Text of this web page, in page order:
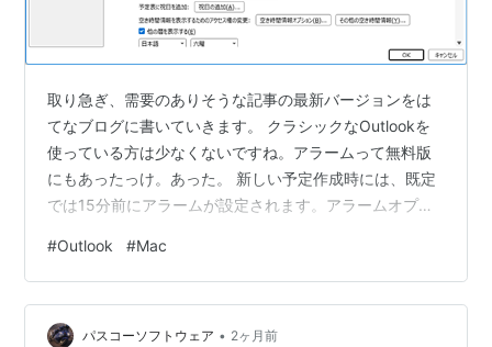
取り急ぎ、需要のありそうな記事の最新バージョンをは
てなブログに書いていきます。 クラシックなOutlookを
使っている方は少なくないですね。アラームって無料版
にもあったっけ。あった。 新しい予定作成時には、既定
では15分前にアラームが設定されます。アラームオプシ
3時間、4時間、5時間、6時間、7時間、8時間、9時間、
10時間、11時間、0.5日、18時間、1日、2日、3日、4
日、1週、2週のうちのいずれかを選択できます。 すべて
のイベント作成時に15分前じゃなくて、必要なイベント
#Outlook #Mac
パスコーソフトウェア • 2ヶ月前